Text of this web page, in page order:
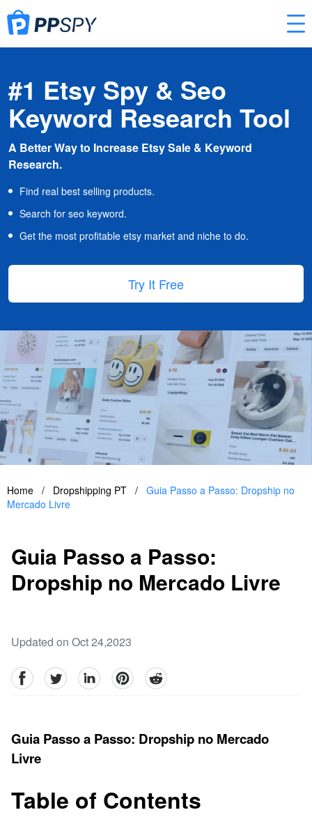
#1 Etsy Spy & Seo
Keyword Research Tool
A Better Way to Increase Etsy Sale & Keyword
Research.
Find real best selling products.
Search for seo keyword.
Get the most profitable etsy market and niche to do.
Try It Free
Home / Dropshipping PT / Guia Passo a Passo: Dropship no
Mercado Livre
Guia Passo a Passo:
Dropship no Mercado Livre
Updated on Oct 24,2023
facebookTwitter linkedinpinterestreddit
Guia Passo a Passo: Dropship no Mercado
Livre
Table of Contents